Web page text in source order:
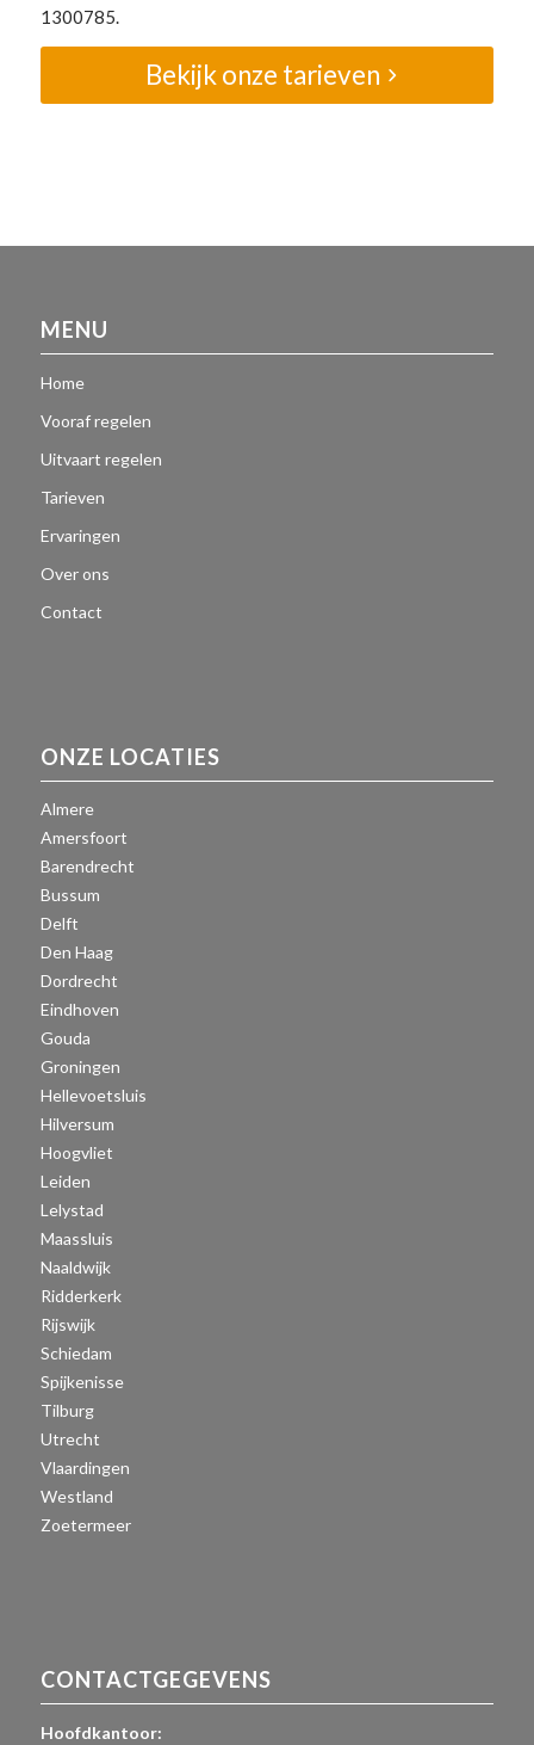
1300785.
Bekijk onze tarieven
MENU
Home
Vooraf regelen
Uitvaart regelen
Tarieven
Ervaringen
Over ons
Contact
ONZE LOCATIES
Almere
Amersfoort
Barendrecht
Bussum
Delft
Den Haag
Dordrecht
Eindhoven
Gouda
Groningen
Hellevoetsluis
Hilversum
Hoogvliet
Leiden
Lelystad
Maassluis
Naaldwijk
Ridderkerk
Rijswijk
Schiedam
Spijkenisse
Tilburg
Utrecht
Vlaardingen
Westland
Zoetermeer
CONTACTGEGEVENS
Hoofdkantoor: